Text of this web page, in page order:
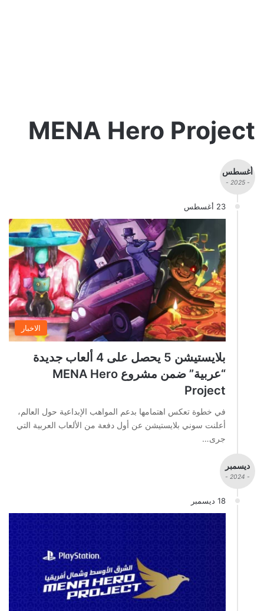
MENA Hero Project
أغسطس
- 2025 -
23 أغسطس
الاخبار
بلايستيشن 5 يحصل على 4 ألعاب جديدة
“عربية” ضمن مشروع MENA Hero
Project
في خطوة تعكس اهتمامها بدعم المواهب الإبداعية حول العالم،
أعلنت سوني بلايستيشن عن أول دفعة من الألعاب العربية التي
جرى…
ديسمبر
- 2024 -
18 ديسمبر